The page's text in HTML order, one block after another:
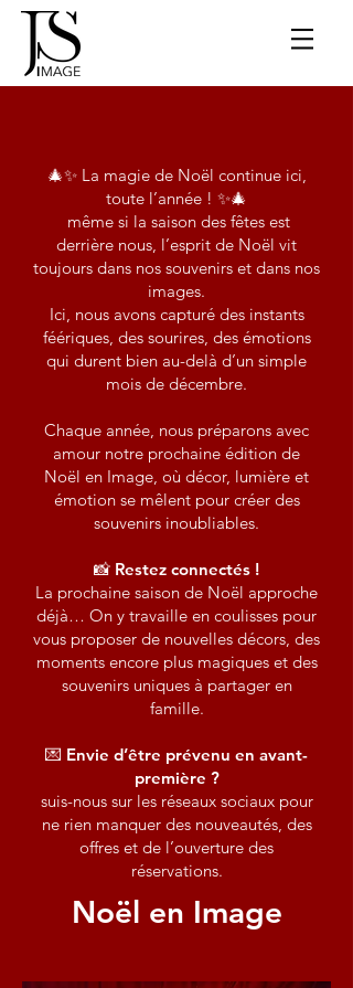
🎄✨ La magie de Noël continue ici,
toute l’année ! ✨🎄
même si la saison des fêtes est
derrière nous, l’esprit de Noël vit
toujours dans nos souvenirs et dans nos
images.
Ici, nous avons capturé des instants
féériques, des sourires, des émotions
qui durent bien au-delà d’un simple
mois de décembre.
Chaque année, nous préparons avec
amour notre prochaine édition de
Noël en Image, où décor, lumière et
émotion se mêlent pour créer des
souvenirs inoubliables.
📸 Restez connectés !
La prochaine saison de Noël approche
déjà… On y travaille en coulisses pour
vous proposer de nouvelles décors, des
moments encore plus magiques et des
souvenirs uniques à partager en
famille.
💌 Envie d’être prévenu en avant-
première ?
suis-nous sur les réseaux sociaux pour
ne rien manquer des nouveautés, des
offres et de l’ouverture des
réservations.
Noël en Image